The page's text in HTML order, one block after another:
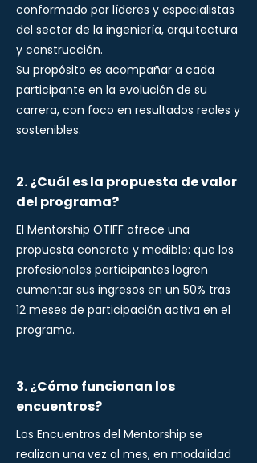
conformado por líderes y especialistas
del sector de la ingeniería, arquitectura
y construcción.
Su propósito es acompañar a cada
participante en la evolución de su
carrera, con foco en resultados reales y
sostenibles.
2. ¿Cuál es la propuesta de valor
del programa?
El Mentorship OTIFF ofrece una
propuesta concreta y medible: que los
profesionales participantes logren
aumentar sus ingresos en un 50% tras
12 meses de participación activa en el
programa.
3. ¿Cómo funcionan los
encuentros?
Los Encuentros del Mentorship se
realizan una vez al mes, en modalidad